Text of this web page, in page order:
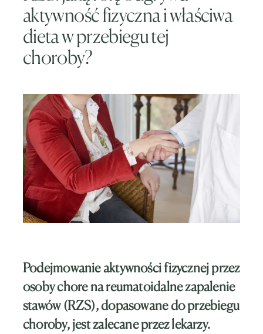
aktywność fizyczna i właściwa
dieta w przebiegu tej
choroby?
Podejmowanie aktywności fizycznej przez
osoby chore na reumatoidalne zapalenie
stawów (RZS), dopasowane do przebiegu
choroby, jest zalecane przez lekarzy.